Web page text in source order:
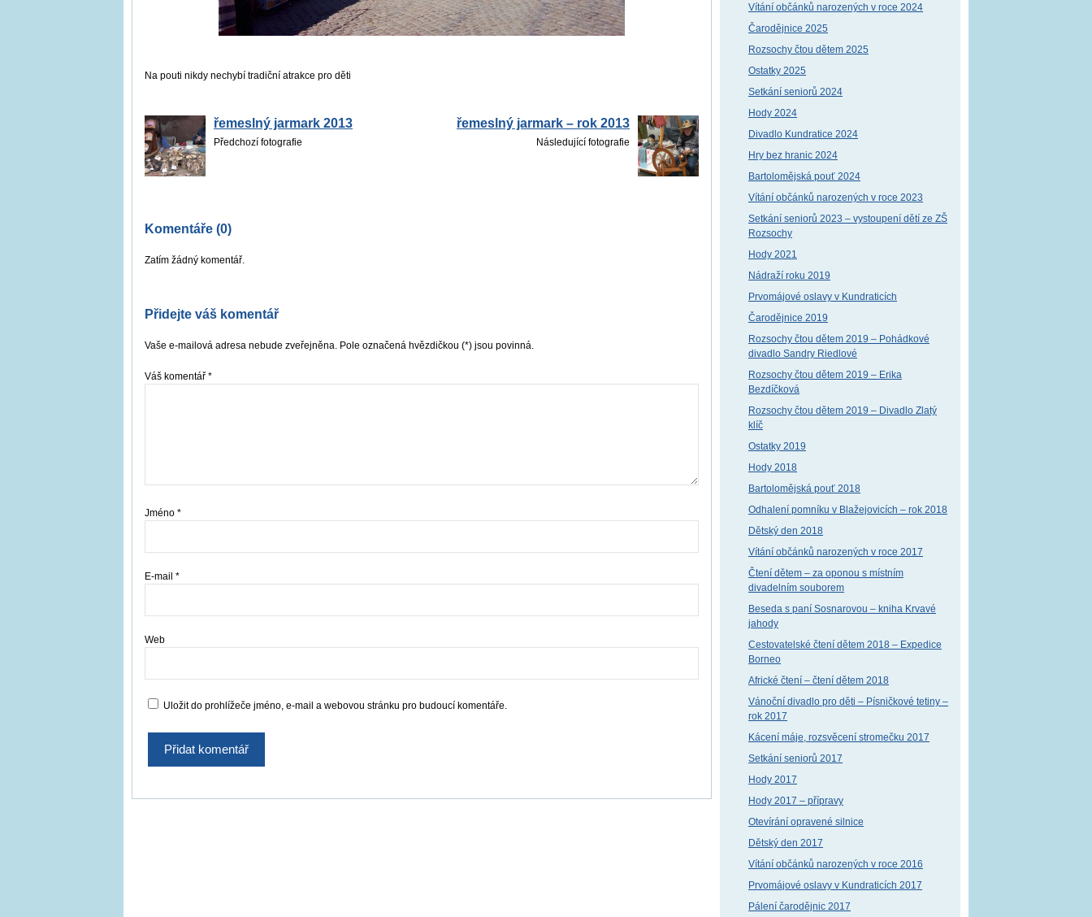
Na pouti nikdy nechybí tradiční atrakce pro děti
řemeslný jarmark 2013
Předchozí fotografie
řemeslný jarmark – rok 2013
Následující fotografie
Komentáře (0)
Zatím žádný komentář.
Přidejte váš komentář
Vaše e-mailová adresa nebude zveřejněna. Pole označená hvězdičkou (*) jsou povinná.
Váš komentář *
Jméno *
E-mail *
Web
Uložit do prohlížeče jméno, e-mail a webovou stránku pro budoucí komentáře.
Vítání občánků narozených v roce 2024
Čarodějnice 2025
Rozsochy čtou dětem 2025
Ostatky 2025
Setkání seniorů 2024
Hody 2024
Divadlo Kundratice 2024
Hry bez hranic 2024
Bartolomějská pouť 2024
Vítání občánků narozených v roce 2023
Setkání seniorů 2023 – vystoupení dětí ze ZŠ
Rozsochy
Hody 2021
Nádraží roku 2019
Prvomájové oslavy v Kundraticích
Čarodějnice 2019
Rozsochy čtou dětem 2019 – Pohádkové
divadlo Sandry Riedlové
Rozsochy čtou dětem 2019 – Erika
Bezdíčková
Rozsochy čtou dětem 2019 – Divadlo Zlatý
klíč
Ostatky 2019
Hody 2018
Bartolomějská pouť 2018
Odhalení pomníku v Blažejovicích – rok 2018
Dětský den 2018
Vítání občánků narozených v roce 2017
Čtení dětem – za oponou s místním
divadelním souborem
Beseda s paní Sosnarovou – kniha Krvavé
jahody
Cestovatelské čtení dětem 2018 – Expedice
Borneo
Africké čtení – čtení dětem 2018
Vánoční divadlo pro děti – Písničkové tetiny –
rok 2017
Kácení máje, rozsvěcení stromečku 2017
Setkání seniorů 2017
Hody 2017
Hody 2017 – přípravy
Otevírání opravené silnice
Dětský den 2017
Vítání občánků narozených v roce 2016
Prvomájové oslavy v Kundraticích 2017
Pálení čarodějnic 2017